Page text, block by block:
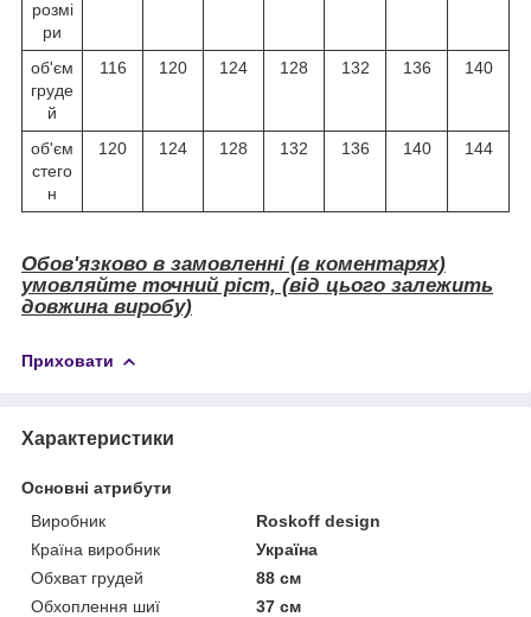
розмі
ри
об'єм
груде
й
116 120 124 128 132 136 140
об'єм
стего
н
120 124 128 132 136 140 144
Обов'язково в замовленні (в коментарях)
умовляйте точний ріст, (від цього залежить
довжина виробу)
Приховати
Характеристики
Основні атрибути
Виробник
Roskoff design
Країна виробник
Україна
Обхват грудей
88 см
Обхоплення шиї
37 см